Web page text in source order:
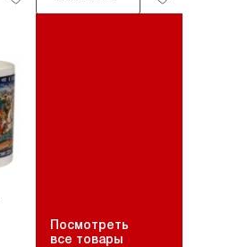
Посмотреть
все товары